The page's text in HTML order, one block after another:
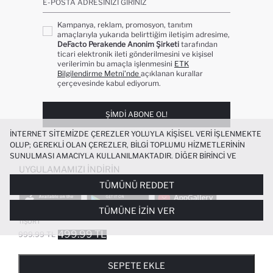
%100 PAMUK STANDART FIT TRIKO POLO
TIŞÖRT
999.99 TL 499.99 TL
SEPETE EKLE
E-POSTA ADRESINIZI GIRINIZ
Kampanya, reklam, promosyon, tanıtım
amaçlarıyla yukarıda belirttiğim iletişim adresime,
DeFacto Perakende Anonim Şirketi tarafından
ticari elektronik ileti gönderilmesini ve kişisel
verilerimin bu amaçla işlenmesini ETK
Bilgilendirme Metni’nde açıklanan kurallar
çerçevesinde kabul ediyorum.
ŞIMDI ABONE OL!
UYGULAMAMIZI İNDIRIN
POPÜLER KATEGORILER
KADIN BEYAZ TIŞÖRT
İNTERNET SITEMIZDE ÇEREZLER YOLUYLA KIŞISEL VERI IŞLENMEKTE
OLUP; GEREKLI OLAN ÇEREZLER, BILGI TOPLUMU HIZMETLERININ
SUNULMASI AMACIYLA KULLANILMAKTADIR. DIĞER BIRINCI VE
ÜÇÜNCÜ TARAF ÇEREZLER ISE SIZE DAHA IYI BIR ALIŞVERIŞ
DENEYIMI SUNULABILMESI, SITEMIZIN DAHA IŞLEVSEL KILINMASI VE
KIŞISELLEŞTIRMESI VE AÇIK RIZA VERMENIZ HALINDE, SIZLERE
YÖNELIK PAZARLAMA FAALIYETLERININ YAPILMASI AMAÇLARIYLA
SINIRLI OLARAK KULLANILACAKTIR. ÇEREZLERE DAIR TERCIHLERINIZI
ÇEREZ TERCIHLERIPANELI ARACILIĞIYLA HER ZAMAN YÖNETEBILIR,
ÇEREZLERLE ILGILI DAHA DETAYLI BILGIYE
TÜMÜNÜ REDDET
TÜMÜNE İZIN VER